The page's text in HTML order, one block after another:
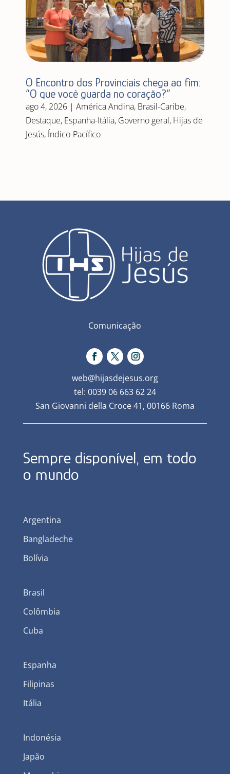
O Encontro dos Provinciais chega ao fim:
“O que você guarda no coração?”
ago 4, 2026| América Andina, Brasil-Caribe,
Destaque, Espanha-Itália, Governo geral, Hijas de
Jesús, Índico-Pacífico
Comunicação
web@hijasdejesus.org
tel: 0039 06 663 62 24
San Giovanni della Croce 41, 00166 Roma
Sempre disponível, em todo
o mundo
Argentina
Bangladeche
Bolívia
Brasil
Colômbia
Cuba
Espanha
Filipinas
Itália
Indonésia
Japão